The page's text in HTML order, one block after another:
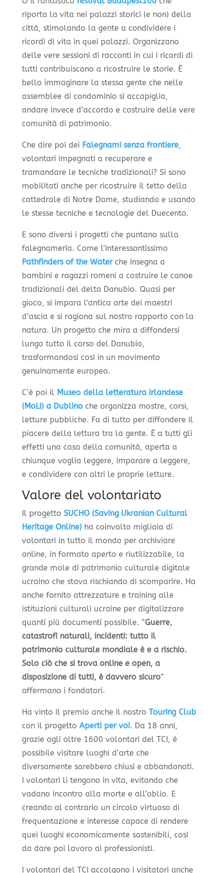
riporta la vita nei palazzi storici (e non) della
città, stimolando la gente a condividere i
ricordi di vita in quei palazzi. Organizzano
delle vere sessioni di racconti in cui i ricordi di
tutti contribuiscono a ricostruire le storie. È
bello immaginare la stessa gente che nelle
assemblee di condominio si accapiglia,
andare invece d’accordo e costruire delle vere
comunità di patrimonio.
Che dire poi dei Falegnami senza frontiere,
volontari impegnati a recuperare e
tramandare le tecniche tradizionali? Si sono
mobilitati anche per ricostruire il tetto della
cattedrale di Notre Dame, studiando e usando
le stesse tecniche e tecnologie del Duecento.
E sono diversi i progetti che puntano sulla
falegnameria. Come l’interessantissimo
Pathfinders of the Waterche insegna a
bambini e ragazzi romeni a costruire le canoe
tradizionali del delta Danubio. Quasi per
gioco, si impara l’antica arte dei maestri
d’ascia e si ragiona sul nostro rapporto con la
natura. Un progetto che mira a diffondersi
lungo tutto il corso del Danubio,
trasformandosi così in un movimento
genuinamente europeo.
C’è poi il Museo della letteratura irlandese
(MoLI) a Dublinoche organizza mostre, corsi,
letture pubbliche. Fa di tutto per diffondere il
piacere della lettura tra la gente. È a tutti gli
effetti una casa della comunità, aperta a
chiunque voglia leggere, imparare a leggere,
e condividere con altri le proprie letture.
Valore del volontariato
Il progetto SUCHO (Saving Ukranian Cultural
Heritage Online)ha coinvolto migliaia di
volontari in tutto il mondo per archiviare
online, in formato aperto e riutilizzabile, la
grande mole di patrimonio culturale digitale
ucraino che stava rischiando di scomparire. Ha
anche fornito attrezzature e training alle
istituzioni culturali ucraine per digitalizzare
quanti più documenti possibile. “Guerre,
catastrofi naturali, incidenti: tutto il
patrimonio culturale mondiale è e a rischio.
Solo ciò che si trova online e open, a
disposizione di tutti, è davvero sicuro”
affermano i fondatori.
Ha vinto il premio anche il nostro Touring Club
con il progetto Aperti per voi. Da 18 anni,
grazie agli oltre 1600 volontari del TCI, è
possibile visitare luoghi d’arte che
diversamente sarebbero chiusi e abbandonati.
I volontari li tengono in vita, evitando che
vadano incontro alla morte e all’oblio. E
creando al contrario un circolo virtuoso di
frequentazione e interesse capace di rendere
quei luoghi economicamente sostenibili, così
da dare poi lavoro ai professionisti.
I volontari del TCI accolgono i visitatori anche